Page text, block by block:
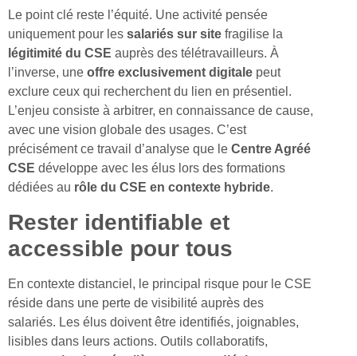
Le point clé reste l’équité. Une activité pensée
uniquement pour les salariés sur site fragilise la
légitimité du CSE auprès des télétravailleurs. À
l’inverse, une offre exclusivement digitale peut
exclure ceux qui recherchent du lien en présentiel.
L’enjeu consiste à arbitrer, en connaissance de cause,
avec une vision globale des usages. C’est
précisément ce travail d’analyse que le Centre Agréé
CSE développe avec les élus lors des formations
dédiées au rôle du CSE en contexte hybride.
Rester identifiable et
accessible pour tous
En contexte distanciel, le principal risque pour le CSE
réside dans une perte de visibilité auprès des
salariés. Les élus doivent être identifiés, joignables,
lisibles dans leurs actions. Outils collaboratifs,